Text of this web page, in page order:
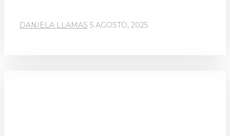
DANIELA LLAMAS 5 AGOSTO, 2025